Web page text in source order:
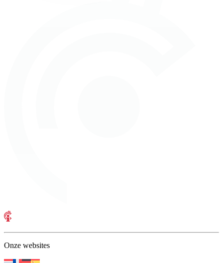
Onze websites